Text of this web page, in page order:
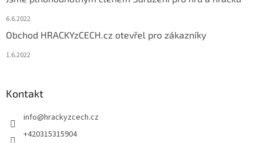
6.6.2022
Obchod HRACKYzCECH.cz otevřel pro zákazníky
1.6.2022
Kontakt
info@hrackyzcech.cz
+420315315904